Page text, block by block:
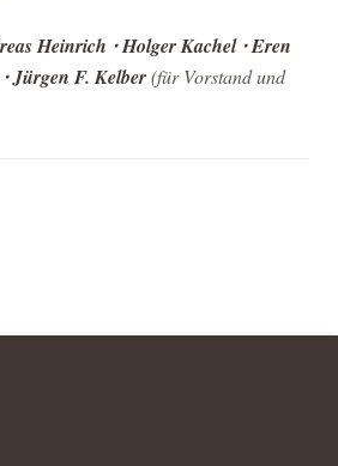
Heinrich ⋅ Holger Kachel ⋅ Eren
Jürgen F. Kelber(für Vorstand und